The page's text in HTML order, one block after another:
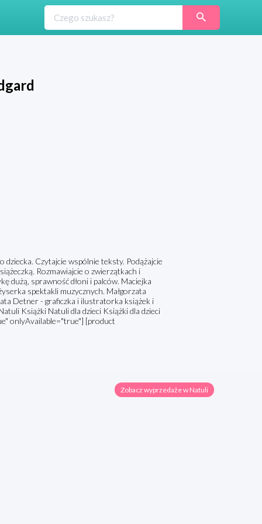
dziecka. Czytajcie wspólnie teksty. Podążajcie
Rozmawiajcie o zwierzątkach i
dużą, sprawność dłoni i palców. Maciejka
spektakli muzycznych. Małgorzata
Detner - graficzka i ilustratorka książek i
Książki Natuli dla dzieci Książki dla dzieci
onlyAvailable="true"] [product
Zobacz wyprzedaże w Natuli